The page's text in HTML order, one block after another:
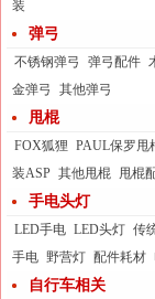
装
弹弓
不锈钢弹弓 弹弓配件
金弹弓
其他弹弓
甩棍
FOX狐狸 PAUL保罗甩
装ASP 其他甩棍 甩棍
手电头灯
LED手电 LED头灯 传
手电 野营灯 配件耗材
自行车相关